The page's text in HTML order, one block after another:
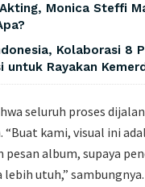
Monica Steffi
Kolaborasi 8
untuk Rayakan
seluruh proses
kami, visual ini
album, supaya
utuh,” sambungnya.